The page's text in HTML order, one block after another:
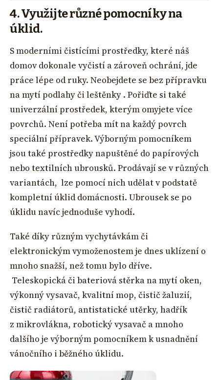
4. Využijte různé pomocníky na
úklid.
S moderními čistícími prostředky, které náš
domov dokonale vyčistí a zároveň ochrání, jde
práce lépe od ruky. Neobejdete se bez přípravku
na mytí podlahy či leštěnky . Pořiďte si také
univerzální prostředek, kterým omyjete více
povrchů. Není potřeba mít na každý povrch
speciální přípravek. Výborným pomocníkem
jsou také prostředky napuštěné do papírových
nebo textilních ubrousků. Prodávají se v různých
variantách, lze pomocí nich udělat v podstatě
kompletní úklid domácnosti. Ubrousek se po
úklidu navíc jednoduše vyhodí.
Také díky různým vychytávkám či
elektronickým vymoženostem je dnes uklízení o
mnoho snažší, než tomu bylo dříve.
Teleskopická či bateriová stěrka na mytí oken,
výkonný vysavač, kvalitní mop, čistič žaluzií,
čistič radiátorů, antistatické utěrky, hadřík
z mikrovlákna, robotický vysavač a mnoho
dalšího je výborným pomocníkem k usnadnění
vánočního i běžného úklidu.